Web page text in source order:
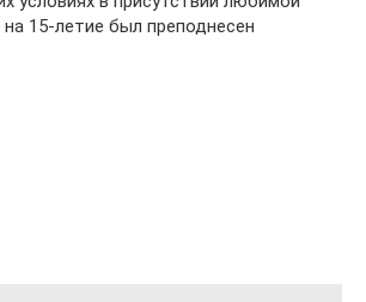
15-летие был преподнесен